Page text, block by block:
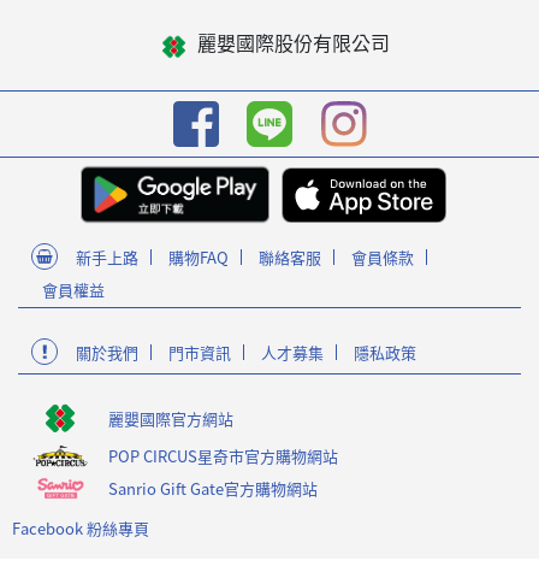
麗嬰國際股份有限公司
新手上路 購物FAQ 聯絡客服
會員條款
會員權益
關於我們 門市資訊 人才募集 隱私政策
麗嬰國際官方網站
POP CIRCUS星奇市官方購物網站
Sanrio Gift Gate官方購物網站
Facebook 粉絲專頁